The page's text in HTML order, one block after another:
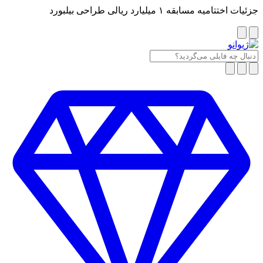
جزئیات اختتامیه مسابقه ۱ میلیارد ریالی طراحی بیلبورد